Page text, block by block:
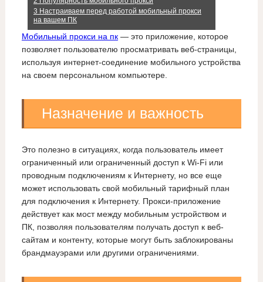
3 Настраиваем перед работой мобильный прокси
на вашем ПК
Мобильный прокси на пк— это приложение, которое
позволяет пользователю просматривать веб-страницы,
используя интернет-соединение мобильного устройства
на своем персональном компьютере.
Назначение и важность
Это полезно в ситуациях, когда пользователь имеет
ограниченный или ограниченный доступ к Wi-Fi или
проводным подключениям к Интернету, но все еще
может использовать свой мобильный тарифный план
для подключения к Интернету. Прокси-приложение
действует как мост между мобильным устройством и
ПК, позволяя пользователям получать доступ к веб-
сайтам и контенту, которые могут быть заблокированы
брандмауэрами или другими ограничениями.